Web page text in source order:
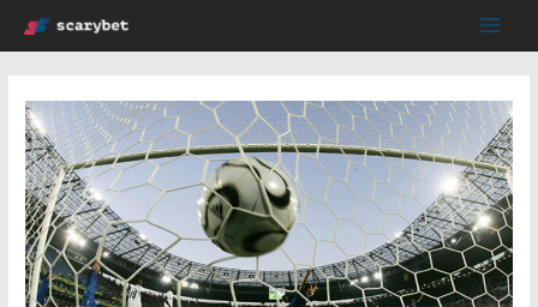
contenuto
Main
articoli